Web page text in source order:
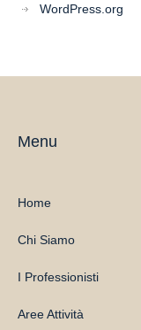
WordPress.org
Menu
Home
Chi Siamo
I Professionisti
Aree Attività